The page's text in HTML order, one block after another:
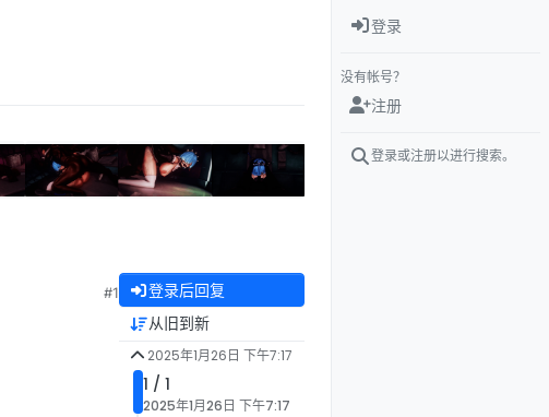
#1 登录后回复
从旧到新
2025年1月26日 下午7:17
1 / 1
2025年1月26日 下午7:17
登录
没有帐号？
注册
登录或注册以进行搜索。